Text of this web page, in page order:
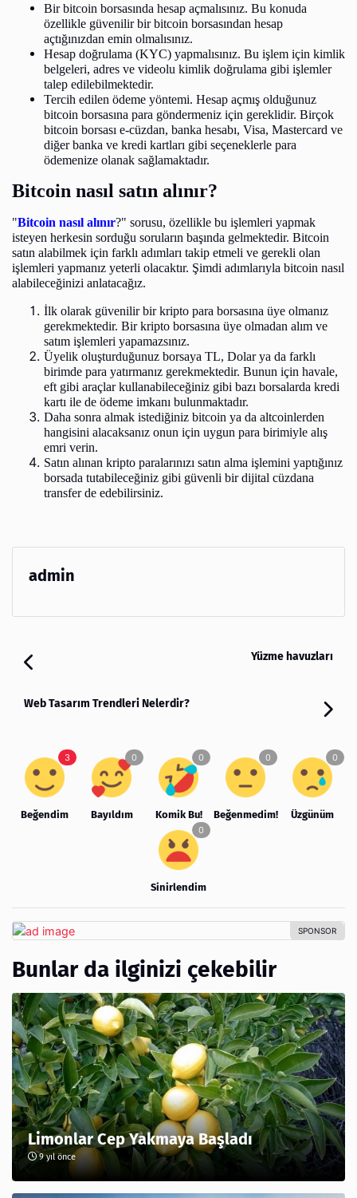
Bir bitcoin borsasında hesap açmalısınız. Bu konuda
özellikle güvenilir bir bitcoin borsasından hesap
açtığınızdan emin olmalısınız.
Hesap doğrulama (KYC) yapmalısınız. Bu işlem için kimlik
belgeleri, adres ve videolu kimlik doğrulama gibi işlemler
talep edilebilmektedir.
Tercih edilen ödeme yöntemi. Hesap açmış olduğunuz
bitcoin borsasına para göndermeniz için gereklidir. Birçok
bitcoin borsası e-cüzdan, banka hesabı, Visa, Mastercard ve
diğer banka ve kredi kartları gibi seçeneklerle para
ödemenize olanak sağlamaktadır.
Bitcoin nasıl satın alınır?
"Bitcoin nasıl alınır?" sorusu, özellikle bu işlemleri yapmak
isteyen herkesin sorduğu soruların başında gelmektedir. Bitcoin
satın alabilmek için farklı adımları takip etmeli ve gerekli olan
işlemleri yapmanız yeterli olacaktır. Şimdi adımlarıyla bitcoin nasıl
alabileceğinizi anlatacağız.
İlk olarak güvenilir bir kripto para borsasına üye olmanız
gerekmektedir. Bir kripto borsasına üye olmadan alım ve
satım işlemleri yapamazsınız.
Üyelik oluşturduğunuz borsaya TL, Dolar ya da farklı
birimde para yatırmanız gerekmektedir. Bunun için havale,
eft gibi araçlar kullanabileceğiniz gibi bazı borsalarda kredi
kartı ile de ödeme imkanı bulunmaktadır.
Daha sonra almak istediğiniz bitcoin ya da altcoinlerden
hangisini alacaksanız onun için uygun para birimiyle alış
emri verin.
Satın alınan kripto paralarınızı satın alma işlemini yaptığınız
borsada tutabileceğiniz gibi güvenli bir dijital cüzdana
transfer de edebilirsiniz.
admin
Yüzme havuzları
Web Tasarım Trendleri Nelerdir?
Beğendim Bayıldım Komik Bu! Beğenmedim! Üzgünüm
Sinirlendim
Bunlar da ilginizi çekebilir
Limonlar Cep Yakmaya Başladı
9 yıl önce